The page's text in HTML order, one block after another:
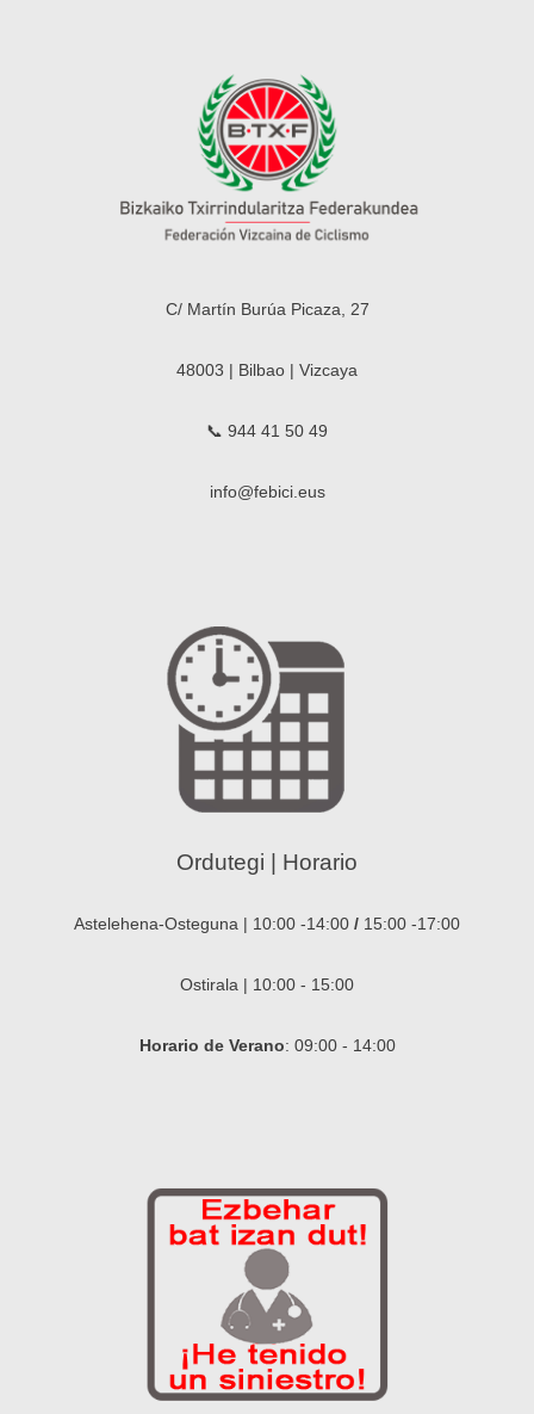
C/ Martín Burúa Picaza, 27
48003 | Bilbao | Vizcaya
📞 944 41 50 49
info@febici.eus
Ordutegi | Horario
Astelehena-Osteguna | 10:00 -14:00 / 15:00 -17:00
Ostirala | 10:00 - 15:00
Horario de Verano: 09:00 - 14:00